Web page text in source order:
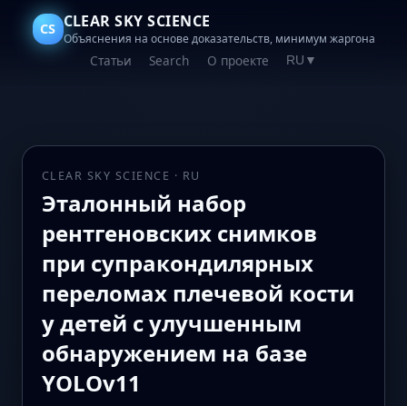
CS CLEAR SKY SCIENCE
Объяснения на основе доказательств, минимум жаргона
Статьи Search О проекте RU ▼
CLEAR SKY SCIENCE · RU
Эталонный набор
рентгеновских снимков
при супракондилярных
переломах плечевой кости
у детей с улучшенным
обнаружением на базе
YOLOv11